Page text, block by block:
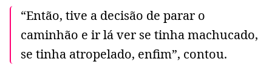
“Então, tive a decisão de parar o
caminhão e ir lá ver se tinha machucado,
se tinha atropelado, enfim”, contou.